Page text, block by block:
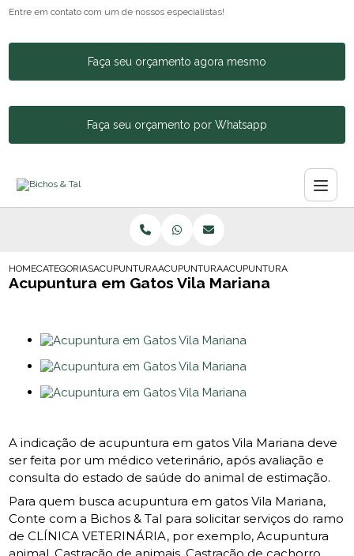
Entre em contato com um de nossos especialistas!
Faça seu orçamento agora mesmo
Faça seu orçamento por Whatsapp
HOMECATEGORIASACUPUNTURA ANIMALACUPUNTURA PARA ANIMAIS
ACUPUNTURA EM GATOS
Acupuntura em Gatos Vila Mariana
A indicação de acupuntura em gatos Vila Mariana deve
ser feita por um médico veterinário, após avaliação e
consulta do estado de saúde do animal de estimação.
Para quem busca acupuntura em gatos Vila Mariana,
Conte com a Bichos & Tal para solicitar serviços do ramo
de CLÍNICA VETERINÁRIA, por exemplo, Acupuntura